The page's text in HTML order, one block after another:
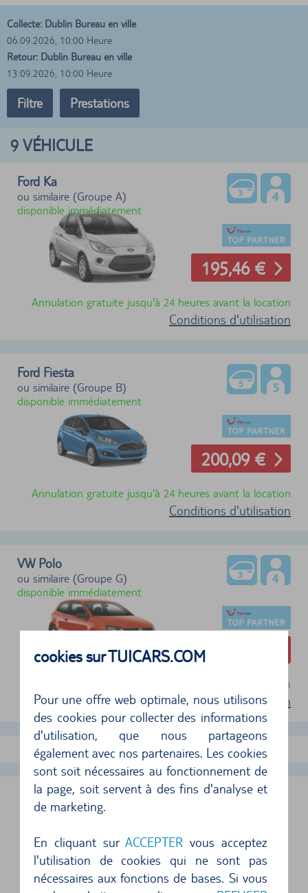
cookies sur TUICARS.COM
Pour une offre web optimale, nous utilisons
des cookies pour collecter des informations
d'utilisation, que nous partageons
également avec nos partenaires. Les cookies
sont soit nécessaires au fonctionnement de
la page, soit servent à des fins d'analyse et
de marketing.
En cliquant surACCEPTER vous acceptez
l'utilisation de cookies qui ne sont pas
nécessaires aux fonctions de bases. Si vous
Collecte: Dublin Bureau en ville
06.09.2026, 10:00 Heure
Retour: Dublin Bureau en ville
13.09.2026, 10:00 Heure
Filtre Prestations
9 VÉHICULE
Ford Ka
ou similaire (Groupe A)
disponible immédiatement
195,46 €
Annulation gratuite jusqu'à 24 heures avant la location
Conditions d'utilisation
Ford Fiesta
ou similaire (Groupe B)
disponible immédiatement
200,09 €
Annulation gratuite jusqu'à 24 heures avant la location
Conditions d'utilisation
VW Polo
ou similaire (Groupe G)
disponible immédiatement
200,09 €
Annulation gratuite jusqu'à 24 heures avant la location
Conditions d'utilisation
Afficher plus d'offres
DUBLIN-SUD BUREAU EN VILLE,
LES AGENCES DE LOCATION DE VOITURES
SUIVANTES SONT SITUÉES SUR LE SITE